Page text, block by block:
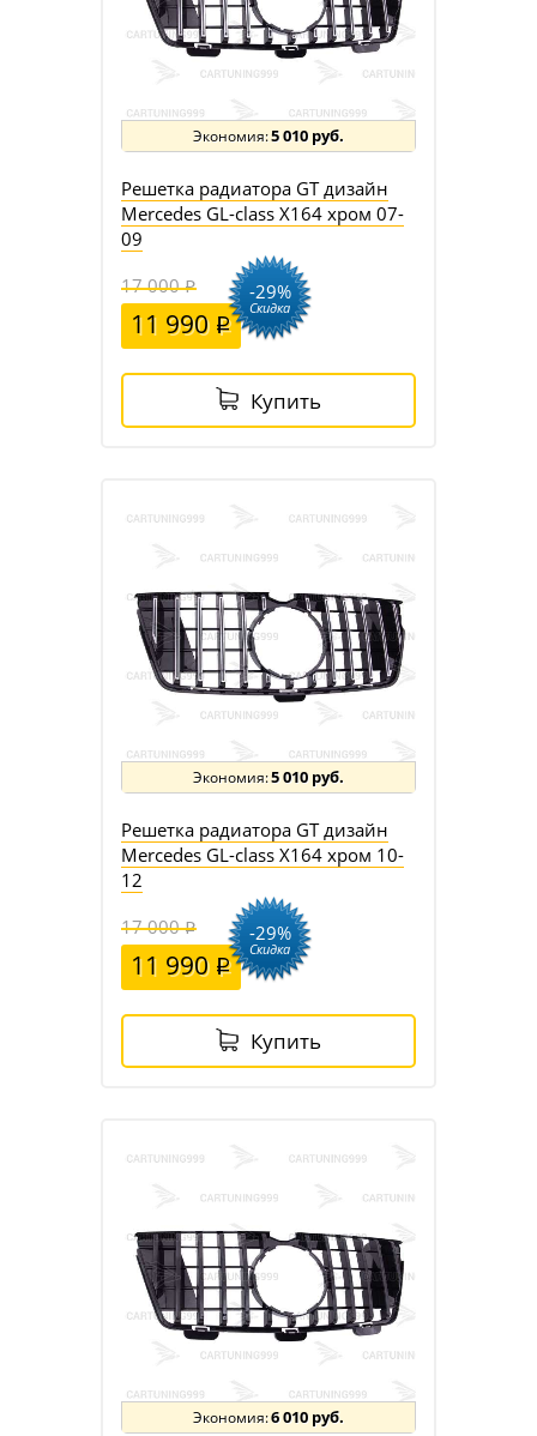
5 010 руб.
Решетка радиатора GT дизайн
Mercedes GL-class X164 хром 07-
09
17 000
11 990
-29%
Скидка
Купить
5 010 руб.
Решетка радиатора GT дизайн
Mercedes GL-class X164 хром 10-
12
17 000
11 990
-29%
Скидка
Купить
6 010 руб.